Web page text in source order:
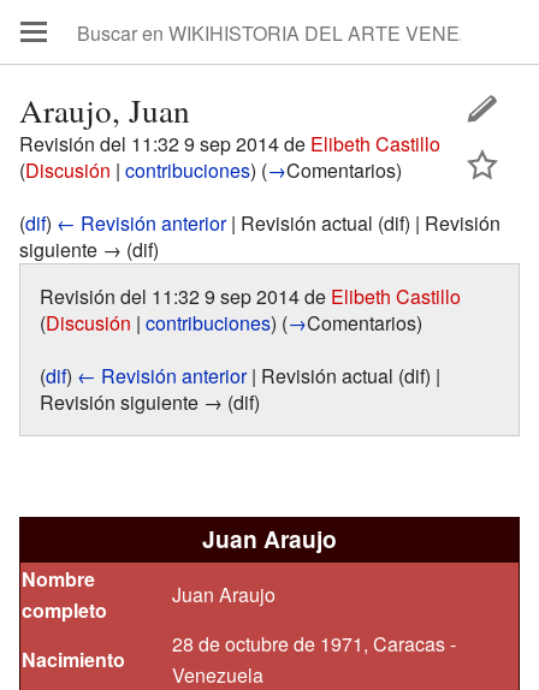
Araujo, Juan
Revisión del 11:32 9 sep 2014 de Elibeth Castillo
(Discusión | contribuciones) (→Comentarios)
(dif) ← Revisión anterior| Revisión actual (dif) | Revisión
siguiente → (dif)
Revisión del 11:32 9 sep 2014 de Elibeth Castillo
(Discusión | contribuciones) (→Comentarios)
(dif) ← Revisión anterior| Revisión actual (dif) |
Revisión siguiente → (dif)
Juan Araujo
Nombre
completo
Juan Araujo
Nacimiento
28 de octubre de 1971, Caracas -
Venezuela